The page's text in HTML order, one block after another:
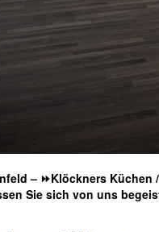
– ⏩Klöckners
Sie sich von uns